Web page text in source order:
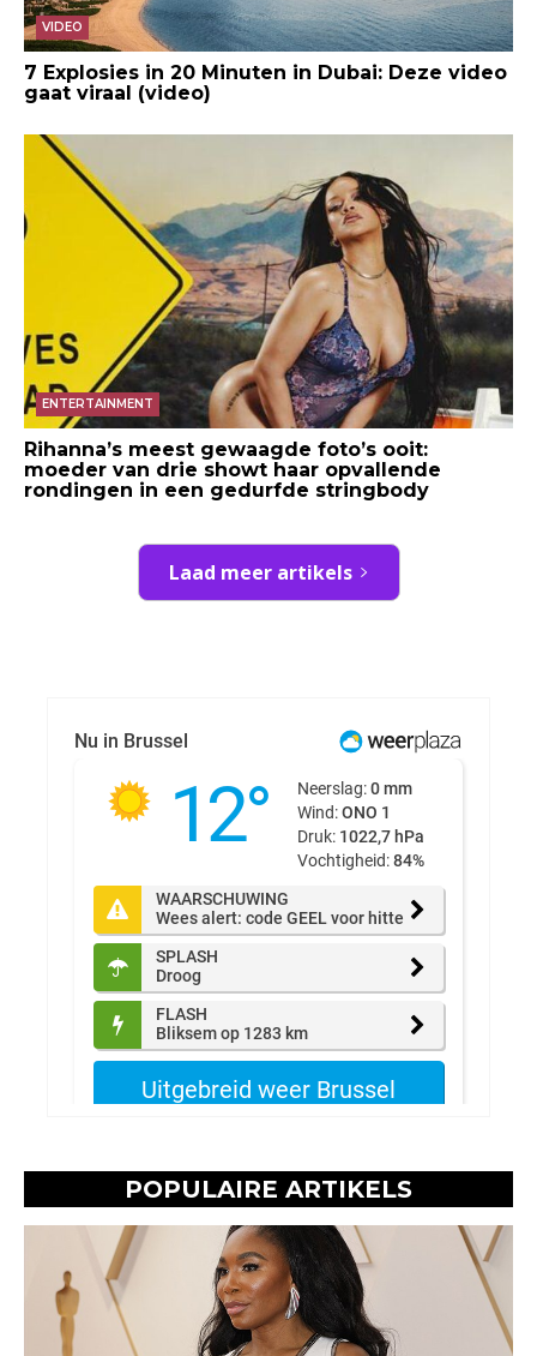
VIDEO
7 Explosies in 20 Minuten in Dubai: Deze video
gaat viraal (video)
ENTERTAINMENT
Rihanna’s meest gewaagde foto’s ooit:
moeder van drie showt haar opvallende
rondingen in een gedurfde stringbody
Laad meer artikels
POPULAIRE ARTIKELS